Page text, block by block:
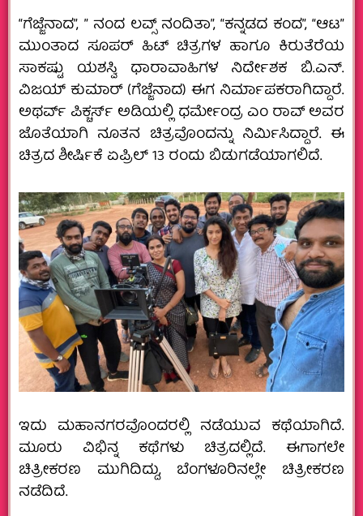
“ಗೆಜ್ಜೆನಾದ”, ” ನಂದ ಲವ್ಸ್ ನಂದಿತಾ”, “ಕನ್ನಡದ ಕಂದ”, “ಆಟ”
ಮುಂತಾದ ಸೂಪರ್ ಹಿಟ್ ಚಿತ್ರಗಳ ಹಾಗೂ ಕಿರುತೆರೆಯ
ಸಾಕಷ್ಟು ಯಶಸ್ವಿ ಧಾರಾವಾಹಿಗಳ ನಿರ್ದೇಶಕ ಬಿ.ಎನ್.
ವಿಜಯ್ ಕುಮಾರ್ (ಗೆಜ್ಜೆನಾದ) ಈಗ ನಿರ್ಮಾಪಕರಾಗಿದ್ದಾರೆ.
ಅಥರ್ವ್ ಪಿಕ್ಚರ್ಸ್ ಅಡಿಯಲ್ಲಿ ಧರ್ಮೇಂದ್ರ ಎಂ ರಾವ್ ಅವರ
ಜೊತೆಯಾಗಿ ನೂತನ ಚಿತ್ರವೊಂದನ್ನು ನಿರ್ಮಿಸಿದ್ದಾರೆ. ಈ
ಚಿತ್ರದ ಶೀರ್ಷಿಕೆ ಏಪ್ರಿಲ್ 13 ರಂದು ಬಿಡುಗಡೆಯಾಗಲಿದೆ.
ಇದು ಮಹಾನಗರವೊಂದರಲ್ಲಿ ನಡೆಯುವ ಕಥೆಯಾಗಿದೆ.
ಮೂರು ವಿಭಿನ್ನ ಕಥೆಗಳು ಚಿತ್ರದಲ್ಲಿದೆ. ಈಗಾಗಲೇ
ಚಿತ್ರೀಕರಣ ಮುಗಿದಿದ್ದು, ಬೆಂಗಳೂರಿನಲ್ಲೇ ಚಿತ್ರೀಕರಣ
ನಡೆದಿದೆ.